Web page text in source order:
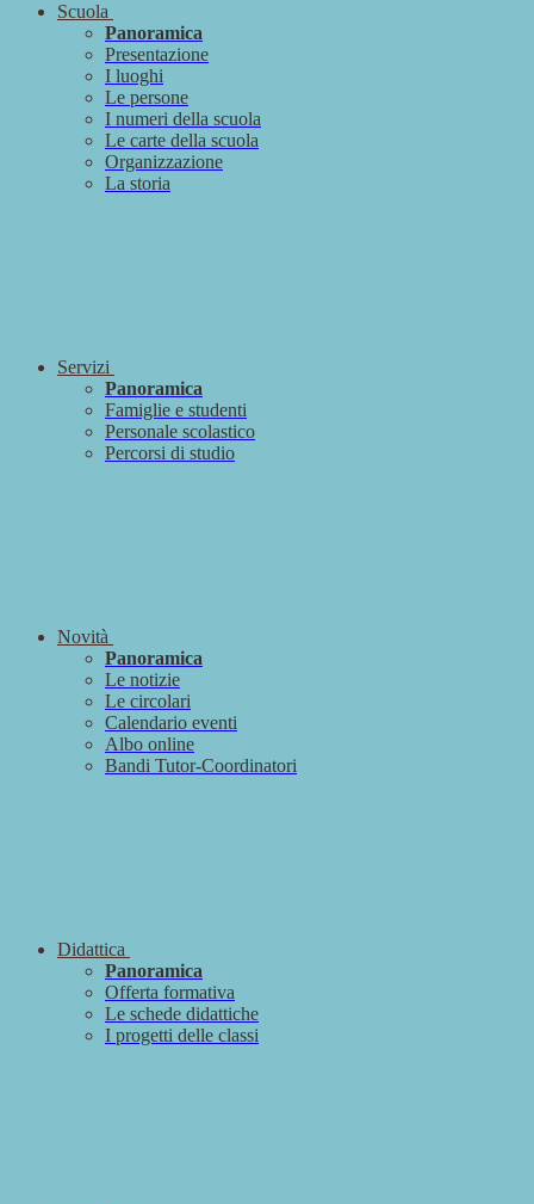
Scuola
Panoramica
Presentazione
I luoghi
Le persone
I numeri della scuola
Le carte della scuola
Organizzazione
La storia
Servizi
Panoramica
Famiglie e studenti
Personale scolastico
Percorsi di studio
Novità
Panoramica
Le notizie
Le circolari
Calendario eventi
Albo online
Bandi Tutor-Coordinatori
Didattica
Panoramica
Offerta formativa
Le schede didattiche
I progetti delle classi